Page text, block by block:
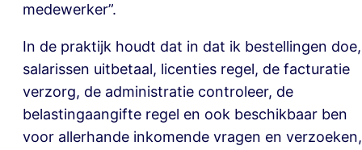
medewerker”.
In de praktijk houdt dat in dat ik bestellingen doe,
salarissen uitbetaal, licenties regel, de facturatie
verzorg, de administratie controleer, de
belastingaangifte regel en ook beschikbaar ben
voor allerhande inkomende vragen en verzoeken,